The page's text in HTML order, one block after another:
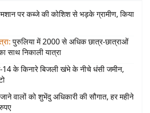
पर कब्जे की कोशिश से भड़के ग्रामीण, किया
: पुरुलिया में 2000 से अधिक छात्र-छात्राओं
साथ निकाली यात्रा
14 के किनारे बिजली खंभे के नीचे धंसी जमीन,
वालों को शुभेंदु अधिकारी की सौगात, हर महीने